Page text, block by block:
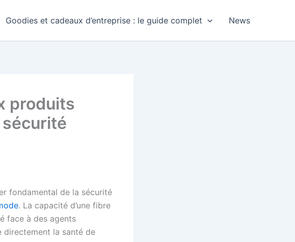
Goodies et cadeaux d’entreprise : le guide complet News
produits
fondamental de la sécurité
. La capacité d’une fibre
face à des agents
directement la santé de